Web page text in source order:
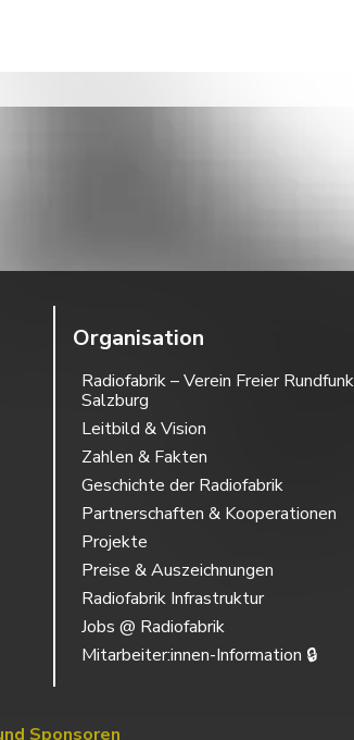
Organisation
Radiofabrik – Verein Freier Rundfunk
Salzburg
Leitbild & Vision
Zahlen & Fakten
Geschichte der Radiofabrik
Partnerschaften & Kooperationen
Projekte
Preise & Auszeichnungen
Radiofabrik Infrastruktur
Jobs @ Radiofabrik
Mitarbeiter:innen-Information 🔒
Sponsoren